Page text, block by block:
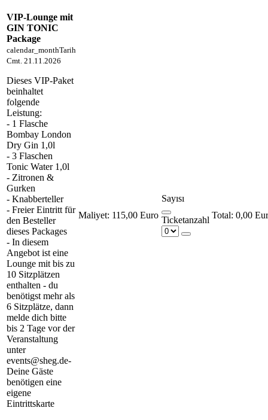
VIP-Lounge mit
GIN TONIC
Package
calendar_monthTarih
Cmt. 21.11.2026
Dieses VIP-Paket
beinhaltet
folgende
Leistung:
- 1 Flasche
Bombay London
Dry Gin 1,0l
- 3 Flaschen
Tonic Water 1,0l
- Zitronen &
Gurken
- Knabberteller
- Freier Eintritt für
den Besteller
dieses Packages
- In diesem
Angebot ist eine
Lounge mit bis zu
10 Sitzplätzen
enthalten - du
benötigst mehr als
6 Sitzplätze, dann
melde dich bitte
bis 2 Tage vor der
Veranstaltung
unter
events@sheg.de-
Deine Gäste
benötigen eine
eigene
Eintrittskarte
Maliyet: 115,00 Euro
Sayısı
Ticketanzahl 0,00